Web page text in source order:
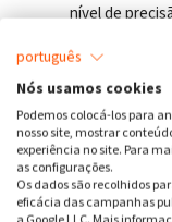
nível de
consolidar
um banner
O
português
Nós usamos cookies
Podemos colocá-los para
nosso site, mostrar
experiência no site. Para
as configurações.
Os dados são recolhidos
eficácia das campanhas
a Google LLC. Mais